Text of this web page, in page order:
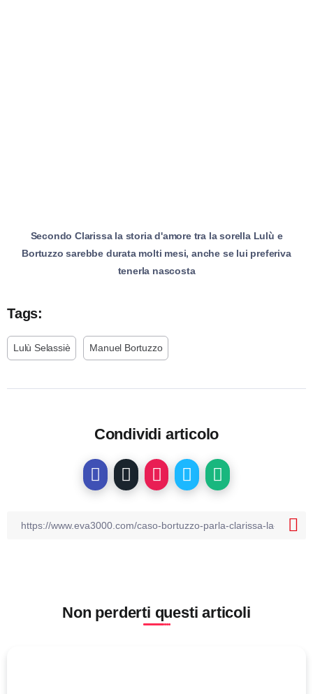
Secondo Clarissa la storia d'amore tra la sorella Lulù e
Bortuzzo sarebbe durata molti mesi, anche se lui preferiva
tenerla nascosta
Tags:
Lulù Selassiè Manuel Bortuzzo
Condividi articolo
Non perderti questi articoli